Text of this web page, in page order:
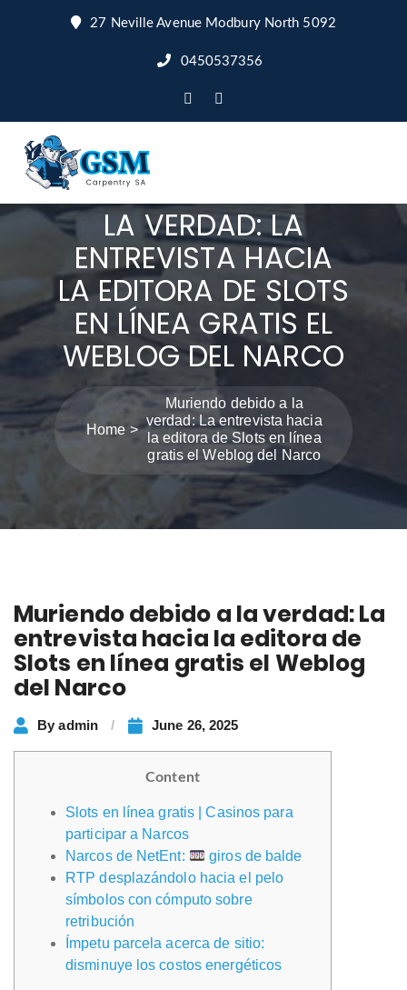
27 Neville Avenue Modbury North 5092
0450537356
MURIENDO DEBIDO A
LA VERDAD: LA
ENTREVISTA HACIA
LA EDITORA DE SLOTS
EN LÍNEA GRATIS EL
WEBLOG DEL NARCO
Home
Muriendo debido a la
verdad: La entrevista hacia
la editora de Slots en línea
gratis el Weblog del Narco
Muriendo debido a la verdad: La
entrevista hacia la editora de
Slots en línea gratis el Weblog
del Narco
Byadmin June 26, 2025
Content
Slots en línea gratis | Casinos para
participar a Narcos
Narcos de NetEnt:
giros de balde
RTP desplazándolo hacia el pelo
símbolos con cómputo sobre
retribución
Ímpetu parcela acerca de sitio:
disminuye los costos energéticos